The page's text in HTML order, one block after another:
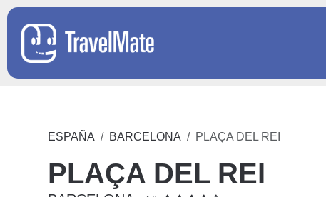
ESPAÑA BARCELONA PLAÇA DEL REI
PLAÇA DEL REI